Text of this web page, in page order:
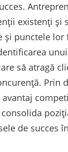
existenți și
și punctele lor
să atragă
Prin
de succes